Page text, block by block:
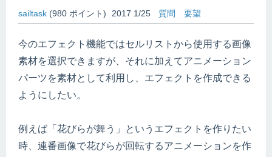
sailtask (980 ポイント) 2017 1/25 質問 要望
今のエフェクト機能ではセルリストから使用する画像
素材を選択できますが、それに加えてアニメーション
パーツを素材として利用し、エフェクトを作成できる
ようにしたい。
例えば「花びらが舞う」というエフェクトを作りたい
時、連番画像で花びらが回転するアニメーションを作